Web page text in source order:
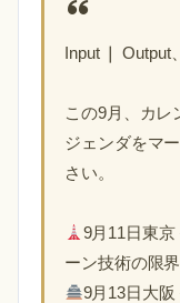
Input ❘ Output
この9月、カレ
ジェンダをマ
さい。
9月11日東
ーン技術の限
9月13日大